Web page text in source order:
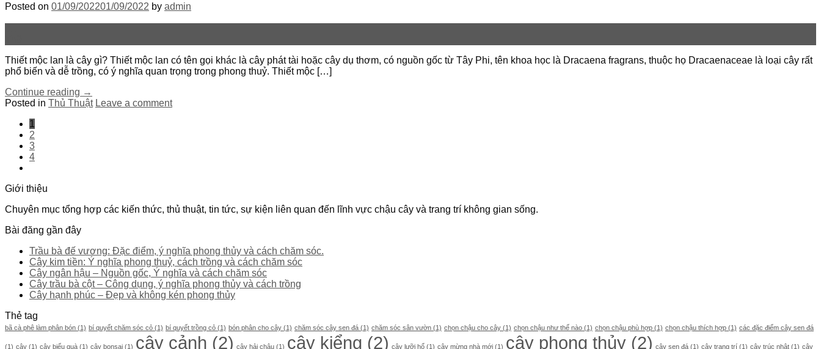
Posted on 01/09/202201/09/2022 by admin
Thiết mộc lan là cây gì? Thiết mộc lan có tên gọi khác là cây phát tài hoặc cây dụ thơm, có nguồn gốc từ Tây Phi, tên khoa học là Dracaena fragrans, thuộc họ Dracaenaceae là loại cây rất
phổ biến và dễ trồng, có ý nghĩa quan trọng trong phong thuỷ. Thiết mộc […]
Continue reading →
Posted in Thủ Thuật Leave a comment
1
2
3
4
Giới thiệu
Chuyên mục tổng hợp các kiến thức, thủ thuật, tin tức, sự kiện liên quan đến lĩnh vực chậu cây và trang trí không gian sống.
Bài đăng gần đây
Trầu bà đế vương: Đặc điểm, ý nghĩa phong thủy và cách chăm sóc.
Cây kim tiền: Ý nghĩa phong thuỷ, cách trồng và cách chăm sóc
Cây ngân hậu – Nguồn gốc, Ý nghĩa và cách chăm sóc
Cây trầu bà cột – Công dụng, ý nghĩa phong thủy và cách trồng
Cây hạnh phúc – Đẹp và không kén phong thủy
Thẻ tag
bã cà phê làm phân bón (1) bí quyết chăm sóc cỏ (1) bí quyết trồng cỏ (1) bón phân cho cây (1) chăm sóc cây sen đá (1) chăm sóc sân vườn (1) chọn chậu cho cây (1) chọn chậu như thế nào (1) chọn chậu phù hợp (1) chọn chậu thích hợp (1) các đặc điểm cây sen đá
(1) cây (1) cây biếu quà (1) cây bonsai (1) cây cảnh (2) cây hải châu (1) cây kiểng (2) cây lưỡi hổ (1) cây mừng nhà mới (1) cây phong thủy (2) cây sen đá (1) cây trang trí (1) cây trúc nhật (1) cây